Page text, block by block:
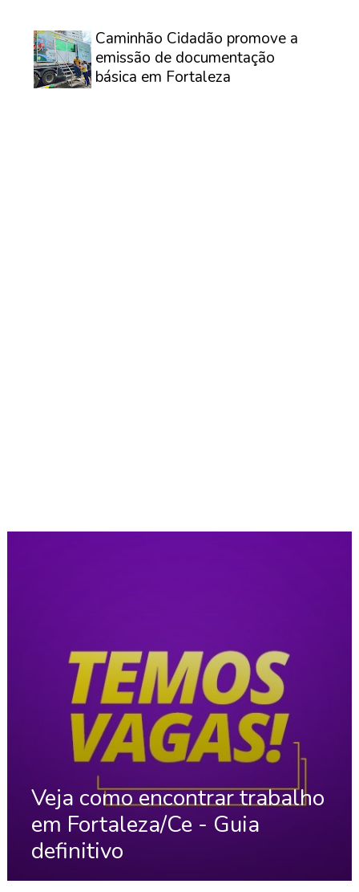
Caminhão Cidadão promove a
emissão de documentação
básica em Fortaleza
Veja como encontrar trabalho
em Fortaleza/Ce - Guia
definitivo